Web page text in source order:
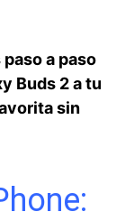
a paso
Buds ⁣2 a tu
sin